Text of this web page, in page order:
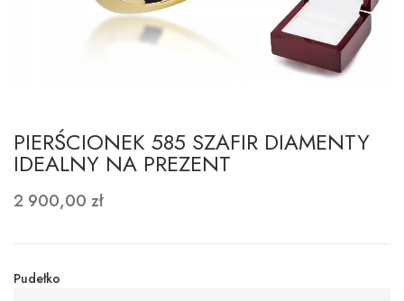
PIERŚCIONEK 585 SZAFIR DIAMENTY
IDEALNY NA PREZENT
2 900,00 zł
Pudełko